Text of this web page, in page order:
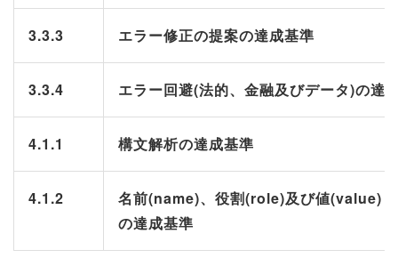
3.3.3 エラー修正の提案の達成基準
3.3.4 エラー回避(法的、金融及びデータ)の達
4.1.1 構文解析の達成基準
4.1.2
名前(name)、役割(role)及び値(value)
の達成基準